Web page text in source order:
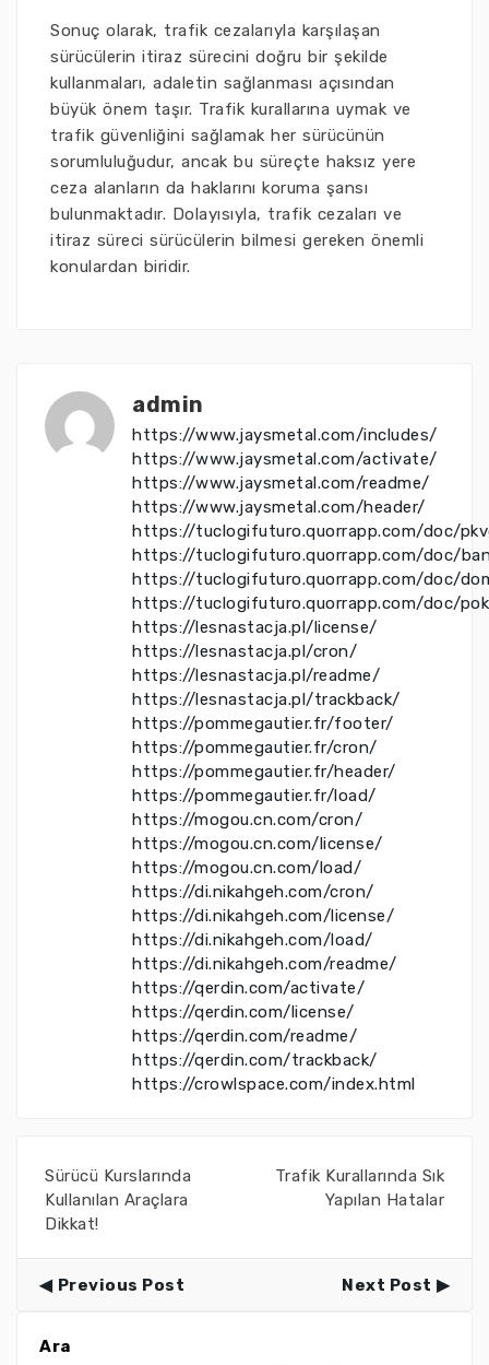
Sonuç olarak, trafik cezalarıyla karşılaşan
sürücülerin itiraz sürecini doğru bir şekilde
kullanmaları, adaletin sağlanması açısından
büyük önem taşır. Trafik kurallarına uymak ve
trafik güvenliğini sağlamak her sürücünün
sorumluluğudur, ancak bu süreçte haksız yere
ceza alanların da haklarını koruma şansı
bulunmaktadır. Dolayısıyla, trafik cezaları ve
itiraz süreci sürücülerin bilmesi gereken önemli
konulardan biridir.
admin
https://www.jaysmetal.com/includes/
https://www.jaysmetal.com/activate/
https://www.jaysmetal.com/readme/
https://www.jaysmetal.com/header/
https://tuclogifuturo.quorrapp.com/doc/
https://tuclogifuturo.quorrapp.com/doc/
https://tuclogifuturo.quorrapp.com/doc/
https://tuclogifuturo.quorrapp.com/doc/
https://lesnastacja.pl/license/
https://lesnastacja.pl/cron/
https://lesnastacja.pl/readme/
https://lesnastacja.pl/trackback/
https://pommegautier.fr/footer/
https://pommegautier.fr/cron/
https://pommegautier.fr/header/
https://pommegautier.fr/load/
https://mogou.cn.com/cron/
https://mogou.cn.com/license/
https://mogou.cn.com/load/
https://di.nikahgeh.com/cron/
https://di.nikahgeh.com/license/
https://di.nikahgeh.com/load/
https://di.nikahgeh.com/readme/
https://qerdin.com/activate/
https://qerdin.com/license/
https://qerdin.com/readme/
https://qerdin.com/trackback/
https://crowlspace.com/index.html
Sürücü Kurslarında
Kullanılan Araçlara
Dikkat!
Trafik Kurallarında Sık
Yapılan Hatalar
Previous Post Next Post
Ara